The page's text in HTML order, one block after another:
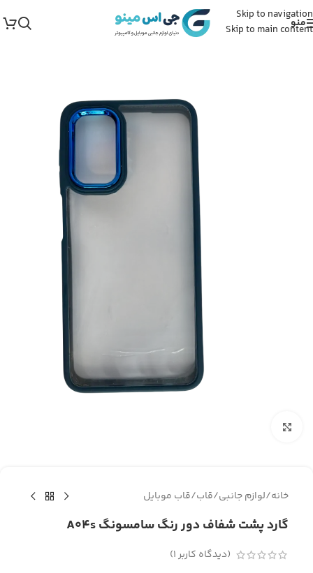
Skip to navigation
Skip to main content
منو
خانه/لوازم جانبی/قاب/قاب موبایل
گارد پشت شفاف دور رنگ سامسونگ A04s
(دیدگاه کاربر1
)